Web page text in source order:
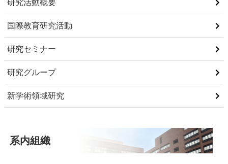
研究活動概要
国際教育研究活動
研究セミナー
研究グループ
新学術領域研究
系内組織